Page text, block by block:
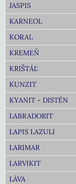
JASPIS
KARNEOL
KORAL
KREMEŇ
KRIŠTÁĽ
KUNZIT
KYANIT - DISTÉN
LABRADORIT
LAPIS LAZULI
LARIMAR
LARVIKIT
LÁVA